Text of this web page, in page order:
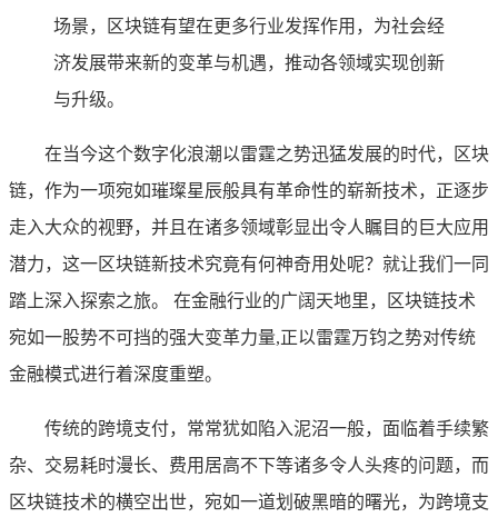
场景，区块链有望在更多行业发挥作用，为社会经
济发展带来新的变革与机遇，推动各领域实现创新
与升级。
在当今这个数字化浪潮以雷霆之势迅猛发展的时代，区块
链，作为一项宛如璀璨星辰般具有革命性的崭新技术，正逐步
走入大众的视野，并且在诸多领域彰显出令人瞩目的巨大应用
潜力，这一区块链新技术究竟有何神奇用处呢？就让我们一同
踏上深入探索之旅。 在金融行业的广阔天地里，区块链技术
宛如一股势不可挡的强大变革力量,正以雷霆万钧之势对传统
金融模式进行着深度重塑。
传统的跨境支付，常常犹如陷入泥沼一般，面临着手续繁
杂、交易耗时漫长、费用居高不下等诸多令人头疼的问题，而
区块链技术的横空出世，宛如一道划破黑暗的曙光，为跨境支